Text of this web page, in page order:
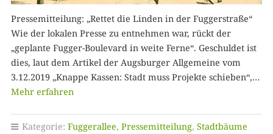
Pressemitteilung: „Rettet die Linden in der Fuggerstraße“
Wie der lokalen Presse zu entnehmen war, rückt der
„geplante Fugger-Boulevard in weite Ferne“. Geschuldet ist
dies, laut dem Artikel der Augsburger Allgemeine vom
3.12.2019 „Knappe Kassen: Stadt muss Projekte schieben“,…
Mehr erfahren
Kategorie: Fuggerallee, Pressemitteilung, Stadtbäume